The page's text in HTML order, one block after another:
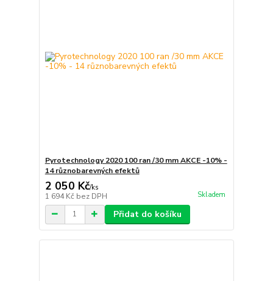
Pyrotechnology 2020 100 ran /30 mm AKCE -10% -
14 různobarevných efektů
2 050 Kč/ks
1 694 Kč bez DPH Skladem
Přidat do košíku